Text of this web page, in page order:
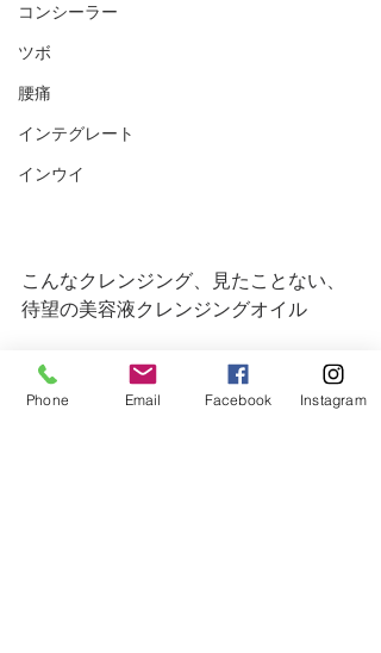
コンシーラー
ツボ
腰痛
インテグレート
インウイ
こんなクレンジング、見たことない、
待望の美容液クレンジングオイル
Omise+（中山薬局オミセプラス）
Phone Email Facebook Instagram